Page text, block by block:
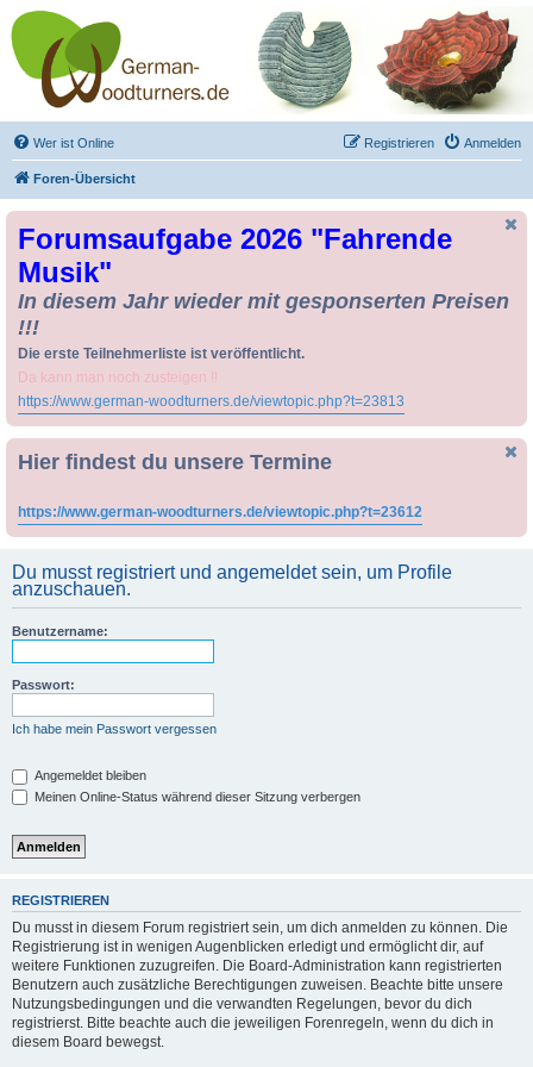
Drechseln und
Kunsthandwerk -
German-Woodturners
*Forum Sauerland*
Der Treffpunkt für Drechsler und Freunde des Kunsthandwerks
Wer ist Online Anmelden
Registrieren
Foren-Übersicht
Forumsaufgabe 2026 "Fahrende
Musik"
In diesem Jahr wieder mit gesponserten Preisen
!!!
Die erste Teilnehmerliste ist veröffentlicht.
Da kann man noch zusteigen !!
https://www.german-woodturners.de/viewtopic.php?t=23813
Hier findest du unsere Termine
https://www.german-woodturners.de/viewtopic.php?t=23612
Du musst registriert und angemeldet sein, um Profile
anzuschauen.
Benutzername:
Passwort:
Ich habe mein Passwort vergessen
Angemeldet bleiben
Meinen Online-Status während dieser Sitzung verbergen
REGISTRIEREN
Du musst in diesem Forum registriert sein, um dich anmelden zu können. Die
Registrierung ist in wenigen Augenblicken erledigt und ermöglicht dir, auf
weitere Funktionen zuzugreifen. Die Board-Administration kann registrierten
Benutzern auch zusätzliche Berechtigungen zuweisen. Beachte bitte unsere
Nutzungsbedingungen und die verwandten Regelungen, bevor du dich
registrierst. Bitte beachte auch die jeweiligen Forenregeln, wenn du dich in
diesem Board bewegst.